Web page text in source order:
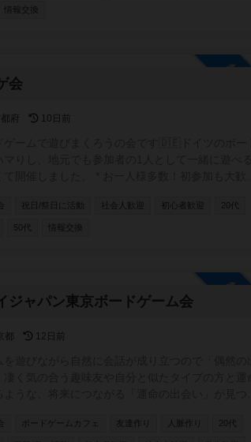
www.instagram.com/boardgamesession/
情報交換
会
府 10日前
外の方も大歓迎です。 月1回程度、公共施設でオー
気軽にご参加お待ちしています🐈
祝日/祭日に活動 社会人歓迎 初心者歓迎 20代
50代 情報交換
ジャパン東京ボードゲーム会
12日前
ボードゲームカフェ 友達作り 人脈作り 20代